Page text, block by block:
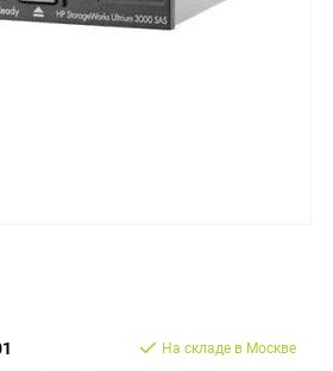
На складе в Москве